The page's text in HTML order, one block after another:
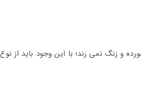
زنگ نمی‌ زند؛ با این وجود باید از نوع